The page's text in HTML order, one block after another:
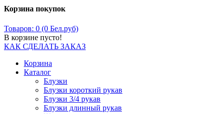
Корзина покупок
Товаров: 0 (0 Бел.руб)
В корзине пусто!
КАК СДЕЛАТЬ ЗАКАЗ
Корзина
Каталог
Блузки
Блузки короткий рукав
Блузки 3/4 рукав
Блузки длинный рукав